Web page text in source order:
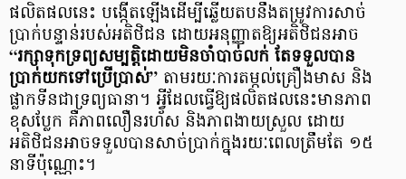
ផលិតផលនេះ បង្កើតឡើងដើម្បីឆ្លើយតបនឹងតម្រូវការសាច់
ប្រាក់បន្ទាន់របស់អតិថិជន ដោយអនុញ្ញាតឱ្យអតិថិជនអាច
“រក្សាទុកទ្រព្យសម្បត្តិដោយមិនចាំបាច់លក់ តែទទួលបាន
ប្រាក់យកទៅប្រើប្រាស់” តាមរយៈការតម្កល់គ្រឿងមាស និង
ផ្លាកទីនជាទ្រព្យធានា។ អ្វីដែលធ្វើឱ្យផលិតផលនេះមានភាព
ខុសប្លែក គឺភាពលឿនរហ័ស និងភាពងាយស្រួល ដោយ
អតិថិជនអាចទទួលបានសាច់ប្រាក់ក្នុងរយៈពេលត្រឹមតែ ១៥
នាទីប៉ុណ្ណោះ។